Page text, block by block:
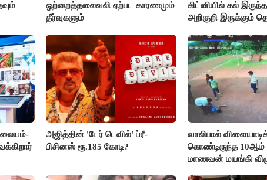
ஒற்றைத்தலைவலி ஏற்பட காரணமும்
தீர்வுகளும்
கிட்னியில் கல்
அறிகுறி இருக்கும்
அஜித்தின் 'டேர் டெவில்' ப்ரீ-
பிசினஸ் ரூ.185 கோடி?
வாலிபால்
கொண்டிருந்த 10ஆம்
மாணவன் மயங்கி